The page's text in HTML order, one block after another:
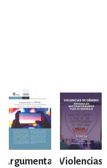
Argumentar
Violencias